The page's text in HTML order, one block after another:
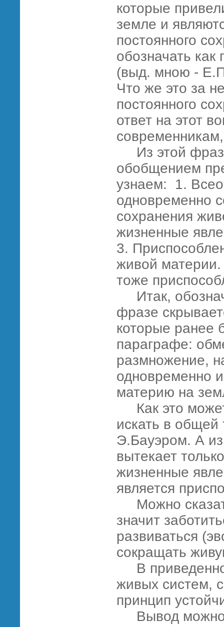
которые
земле и
постоянного
обозначать
(выд. мною -
Что же это за
постоянного
ответ на этот
Из этой
обобщением
узнаем: 1.
одновременно
сохранения
жизненные
3.
живой материи.
тоже
Итак,
фразе
которые ранее
параграфе:
размножение,
одновременно
материю на
Как это
искать в
Э.Бауэром. А
вытекает
жизненные
является
Можно
значит
развиваться
сокращать
В
живых систем,
принцип
Вывод можно